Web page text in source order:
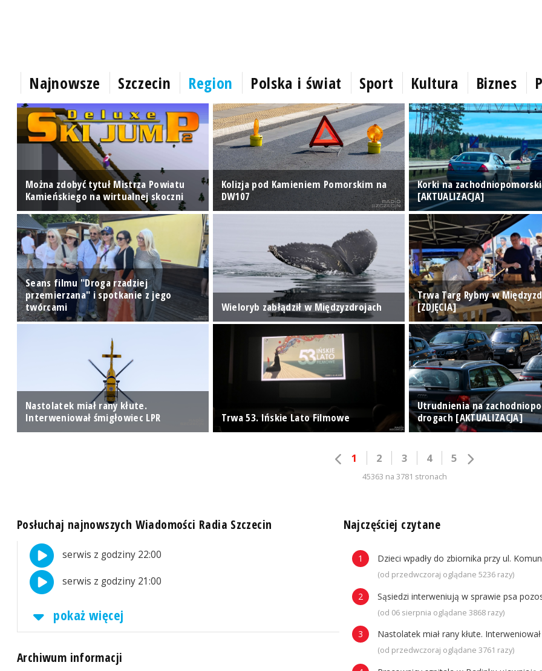
Najnowsze Szczecin Region Polska i świat Sport Kultura Biznes
Można zdobyć tytuł Mistrza Powiatu
Kamieńskiego na wirtualnej skoczni
Kolizja pod Kamieniem Pomorskim na
DW107
Korki na
[AKTUALIZACJA]
Seans filmu "Droga rzadziej
przemierzana" i spotkanie z jego
twórcami
Wieloryb zabłądził w Międzyzdrojach
Trwa Targ Rybny w
[ZDJĘCIA]
Nastolatek miał rany kłute.
Interweniował śmigłowiec LPR
Trwa 53. Ińskie Lato Filmowe
Utrudnienia na
drogach [AKTUALIZACJA]
1 2 3 4 5
45363 na 3781 stronach
Posłuchaj najnowszych Wiadomości Radia Szczecin
serwis z godziny 22:00
serwis z godziny 21:00
pokaż więcej
Archiwum informacji
Najczęściej czytane
Dzieci wpadły do zbiornika przy ul.
(od przedwczoraj oglądane 5236 razy)
Sąsiedzi interweniują w sprawie psa
(od 06 sierpnia oglądane 3868 razy)
Nastolatek miał rany kłute.
(od przedwczoraj oglądane 3761 razy)